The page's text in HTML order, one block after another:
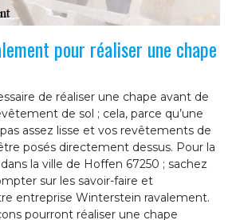
pour réaliser une chape
de réaliser une chape avant de
de sol ; cela, parce qu’une
assez lisse et vos revêtements de
posés directement dessus. Pour la
la ville de Hoffen 67250 ; sachez
sur les savoir-faire et
entreprise Winterstein ravalement.
pourront réaliser une chape